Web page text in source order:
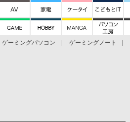
ゲーミングパソコン ゲーミングノート